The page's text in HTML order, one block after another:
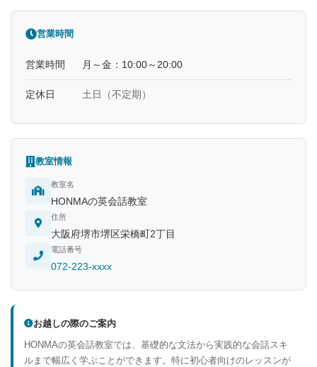
営業時間
営業時間 月～金：10:00～20:00
定休日 土日（不定期）
教室情報
教室名
HONMAの英会話教室
住所
大阪府堺市堺区栄橋町2丁目
電話番号
072-223-xxxx
お越しの際のご案内
HONMAの英会話教室では、基礎的な文法から実践的な会話スキ
ルまで幅広く学ぶことができます。特に初心者向けのレッスンが